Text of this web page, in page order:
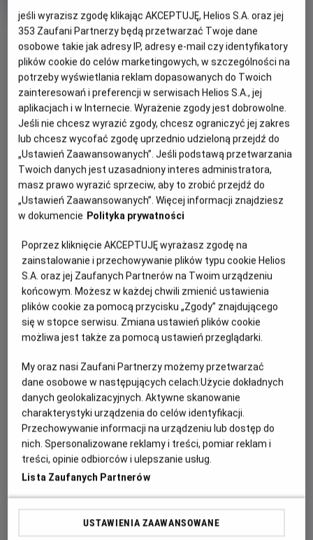
OBSERWUJ
rok
produkcji
PREMIERA
26 maja 2023
WIĘCEJ SZCZEGÓŁÓW
OPIS FILMU
Premierowy film z cyklu „Wystawa w Kinie” zaprasza
widzów na kinową wycieczkę po legendarnym
amsterdamskim Rijksmuseum, gdzie od 10 lutego do 4
czerwca 2023 roku ma miejsce największa w historii
wystawa arcydzieł Vermeera. Zostały na nią wypożyczone
mistrza. Przyjrzymy się w detalach między innymi:
„Dziewczynie z perłą”, „Geografowi”, „Mleczarce”
(„Dziewczynie nalewająca mleko”), „Uliczce”, „Pani piszącej
list i jej służącej” czy „Kobiecie z wagą”. Łącznie w jednym
miejscu zgromadzono aż 28 obrazów z około 37
przypisywanych Vermeerowi. Po wystawie oprowadzi nas
Nigdy nie było w historii wystawy, na której zgromadzono
aż taką ilość dzieł Vermeera. Obrazy sprowadzono z
muzeów rozsianych po całym świecie. Wypożyczono je
między innymi z Narodowej Galerii Sztuki w Waszyngtonie,
Irlandzkiej Galerii Narodowej w Dublinie czy Galerii Obrazów
Starych Mistrzów w Dreźnie, a także z prywatnych kolekcji.
Po raz pierwszy w historii galeria Frick Collection z Nowego
Jorku wypożyczyła trzy obrazy Vermeera, podkreśla to
jeśli wyrazisz zgodę klikając AKCEPTUJĘ, Helios S.A. oraz jej
353 Zaufani Partnerzy będą przetwarzać Twoje dane
osobowe takie jak adresy IP, adresy e-mail czy identyfikatory
plików cookie do celów marketingowych, w szczególności na
potrzeby wyświetlania reklam dopasowanych do Twoich
zainteresowań i preferencji w serwisach Helios S.A., jej
aplikacjach i w Internecie. Wyrażenie zgody jest dobrowolne.
Jeśli nie chcesz wyrazić zgody, chcesz ograniczyć jej zakres
lub chcesz wycofać zgodę uprzednio udzieloną przejdź do
„Ustawień Zaawansowanych”. Jeśli podstawą przetwarzania
Twoich danych jest uzasadniony interes administratora,
masz prawo wyrazić sprzeciw, aby to zrobić przejdź do
„Ustawień Zaawansowanych”. Więcej informacji znajdziesz
w dokumencie Polityka prywatności
Poprzez kliknięcie AKCEPTUJĘ wyrażasz zgodę na
zainstalowanie i przechowywanie plików typu cookie Helios
S.A. oraz jej Zaufanych Partnerów na Twoim urządzeniu
końcowym. Możesz w każdej chwili zmienić ustawienia
plików cookie za pomocą przycisku „Zgody” znajdującego
się w stopce serwisu. Zmiana ustawień plików cookie
możliwa jest także za pomocą ustawień przeglądarki.
My oraz nasi Zaufani Partnerzy możemy przetwarzać
dane osobowe w następujących celach:Użycie dokładnych
danych geolokalizacyjnych. Aktywne skanowanie
charakterystyki urządzenia do celów identyfikacji.
Przechowywanie informacji na urządzeniu lub dostęp do
nich. Spersonalizowane reklamy i treści, pomiar reklam i
treści, opinie odbiorców i ulepszanie usług.
Lista Zaufanych Partnerów
USTAWIENIA ZAAWANSOWANE